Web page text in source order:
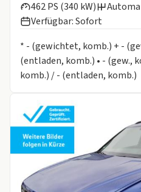
462 PS (340 kW)
Verfügbar: Sofort
* - (gewichtet, komb.) + -
(entladen, komb.) • - (gew.,
komb.) / - (entladen, komb.)